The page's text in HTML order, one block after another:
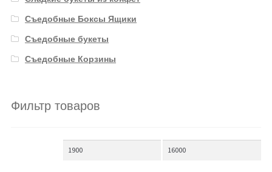
Съедобные Боксы Ящики
Съедобные букеты
Съедобные Корзины
Фильтр товаров